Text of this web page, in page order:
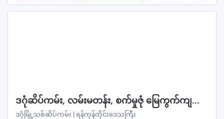
ဒဂုံဆိပ်ကမ်း, လမ်းမတန်း, စက်မှုဇုံ မြေကွက်ကျယ်အရောင်း
ဒဂုံမြို့သစ်ဆိပ်ကမ်း | ရန်ကုန်တိုင်းဒေသကြီး